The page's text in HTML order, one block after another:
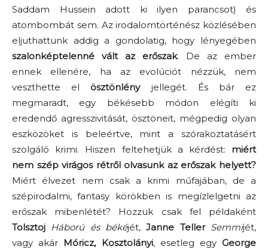
Saddam Hussein adott ki ilyen parancsot) és
atombombát sem. Az irodalomtörténész közlésében
eljuthattunk addig a gondolatig, hogy lényegében
szalonképtelenné vált az erőszak. De az ember
ennek ellenére, ha az evolúciót nézzük, nem
veszthette el ösztönlényjellegét. És bár ez
megmaradt, egy békésebb módon elégíti ki
eredendő agresszivitását, ösztöneit, mégpedig olyan
eszközöket is beleértve, mint a szórakoztatásért
szolgáló krimi. Hiszen feltehetjük a kérdést: miért
nem szép virágos rétről olvasunk az erőszak helyett?
Miért élvezet nem csak a krimi műfajában, de a
szépirodalmi, fantasy körökben is megízlelgetni az
erőszak mibenlétét? Hozzuk csak fel példaként
Tolsztoj Háború és békéjét,Janne Teller Semmijét,
vagy akár Móricz, Kosztolányi, esetleg egy George